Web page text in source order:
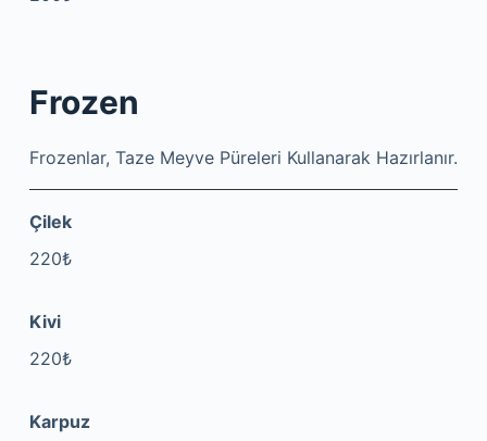
Frozen
Frozenlar, Taze Meyve Püreleri Kullanarak Hazırlanır.
Çilek
220₺
Kivi
220₺
Karpuz